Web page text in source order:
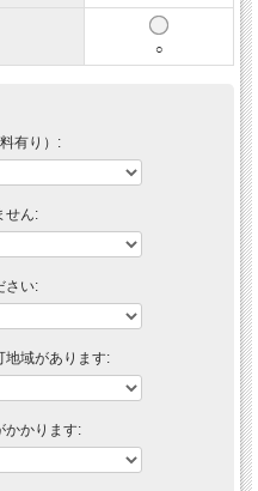
○
有り）:
せん:
さい:
地域があります:
かかります: